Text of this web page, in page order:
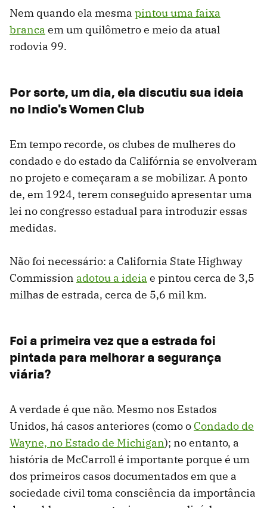
Nem quando ela mesma pintou uma faixa
branca em um quilômetro e meio da atual
rodovia 99.
Por sorte, um dia, ela discutiu sua ideia
no Indio's Women Club
Em tempo recorde, os clubes de mulheres do
condado e do estado da Califórnia se envolveram
no projeto e começaram a se mobilizar. A ponto
de, em 1924, terem conseguido apresentar uma
lei no congresso estadual para introduzir essas
medidas.
Não foi necessário: a California State Highway
Commission adotou a ideia e pintou cerca de 3,5
milhas de estrada, cerca de 5,6 mil km.
Foi a primeira vez que a estrada foi
pintada para melhorar a segurança
viária?
A verdade é que não. Mesmo nos Estados
Unidos, há casos anteriores (como o Condado de
Wayne, no Estado de Michigan); no entanto, a
história de McCarroll é importante porque é um
dos primeiros casos documentados em que a
sociedade civil toma consciência da importância